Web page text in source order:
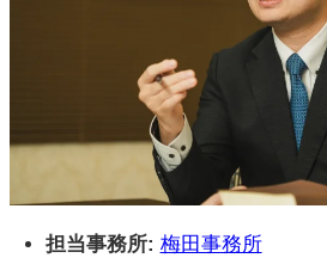
担当事務所: 梅田事務所